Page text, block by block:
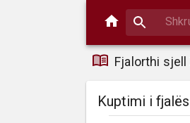
Fjalorthi sjell
Kuptimi i fjalës